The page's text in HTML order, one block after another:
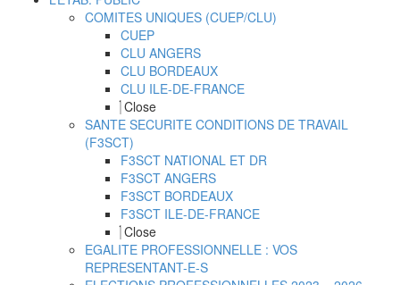
COMITES UNIQUES (CUEP/CLU)
CUEP
CLU ANGERS
CLU BORDEAUX
CLU ILE-DE-FRANCE
Close
SANTE SECURITE CONDITIONS DE TRAVAIL
(F3SCT)
F3SCT NATIONAL ET DR
F3SCT ANGERS
F3SCT BORDEAUX
F3SCT ILE-DE-FRANCE
Close
EGALITE PROFESSIONNELLE : VOS
REPRESENTANT-E-S